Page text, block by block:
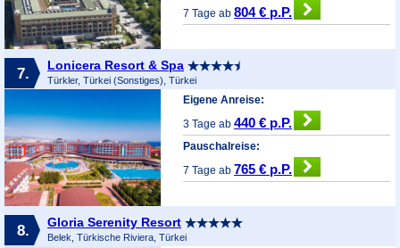
7 Tage ab804 € p.P.
7. Lonicera Resort & Spa
Türkler, Türkei (Sonstiges), Türkei
Eigene Anreise:
3 Tage ab440 € p.P.
Pauschalreise:
7 Tage ab 765 € p.P.
8. Gloria Serenity Resort
Belek, Türkische Riviera, Türkei